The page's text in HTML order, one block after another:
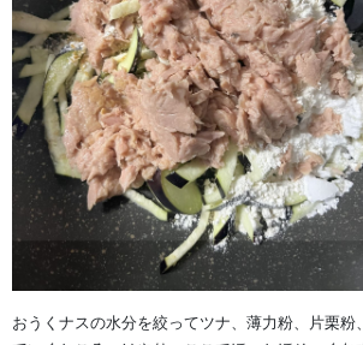
おうくナスの水分を絞ってツナ、薄力粉、片栗粉